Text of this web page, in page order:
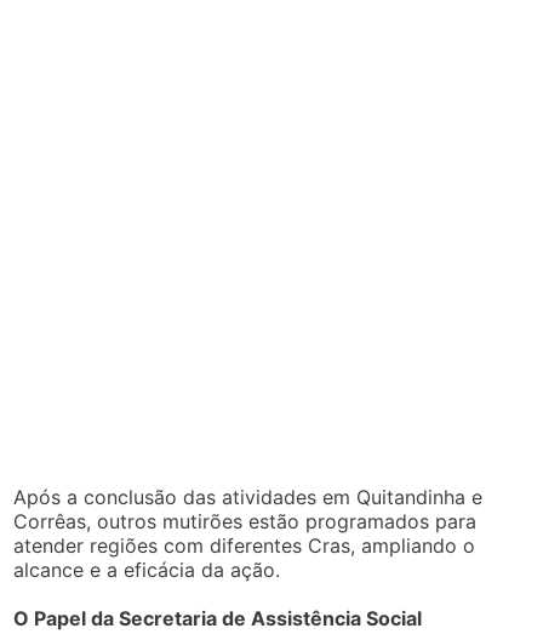
Após a conclusão das atividades em Quitandinha e
Corrêas, outros mutirões estão programados para
atender regiões com diferentes Cras, ampliando o
alcance e a eficácia da ação.
O Papel da Secretaria de Assistência Social